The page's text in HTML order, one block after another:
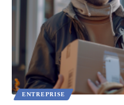
ENTREPRISE